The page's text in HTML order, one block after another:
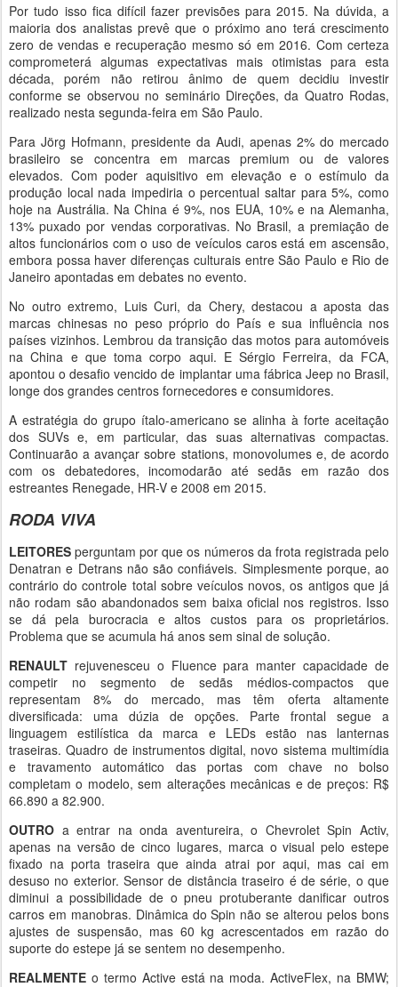
Por tudo isso fica difícil fazer previsões para 2015. Na dúvida, a
maioria dos analistas prevê que o próximo ano terá crescimento
zero de vendas e recuperação mesmo só em 2016. Com certeza
comprometerá algumas expectativas mais otimistas para esta
década, porém não retirou ânimo de quem decidiu investir
conforme se observou no seminário Direções, da Quatro Rodas,
realizado nesta segunda-feira em São Paulo.
Para Jörg Hofmann, presidente da Audi, apenas 2% do mercado
brasileiro se concentra em marcas premium ou de valores
elevados. Com poder aquisitivo em elevação e o estímulo da
produção local nada impediria o percentual saltar para 5%, como
hoje na Austrália. Na China é 9%, nos EUA, 10% e na Alemanha,
13% puxado por vendas corporativas. No Brasil, a premiação de
altos funcionários com o uso de veículos caros está em ascensão,
embora possa haver diferenças culturais entre São Paulo e Rio de
Janeiro apontadas em debates no evento.
No outro extremo, Luis Curi, da Chery, destacou a aposta das
marcas chinesas no peso próprio do País e sua influência nos
países vizinhos. Lembrou da transição das motos para automóveis
na China e que toma corpo aqui. E Sérgio Ferreira, da FCA,
apontou o desafio vencido de implantar uma fábrica Jeep no Brasil,
longe dos grandes centros fornecedores e consumidores.
A estratégia do grupo ítalo-americano se alinha à forte aceitação
dos SUVs e, em particular, das suas alternativas compactas.
Continuarão a avançar sobre stations, monovolumes e, de acordo
com os debatedores, incomodarão até sedãs em razão dos
estreantes Renegade, HR-V e 2008 em 2015.
RODA VIVA
LEITORES perguntam por que os números da frota registrada pelo
Denatran e Detrans não são confiáveis. Simplesmente porque, ao
contrário do controle total sobre veículos novos, os antigos que já
não rodam são abandonados sem baixa oficial nos registros. Isso
se dá pela burocracia e altos custos para os proprietários.
Problema que se acumula há anos sem sinal de solução.
RENAULT rejuvenesceu o Fluence para manter capacidade de
competir no segmento de sedãs médios-compactos que
representam 8% do mercado, mas têm oferta altamente
diversificada: uma dúzia de opções. Parte frontal segue a
linguagem estilística da marca e LEDs estão nas lanternas
traseiras. Quadro de instrumentos digital, novo sistema multimídia
e travamento automático das portas com chave no bolso
completam o modelo, sem alterações mecânicas e de preços: R$
66.890 a 82.900.
OUTRO a entrar na onda aventureira, o Chevrolet Spin Activ,
apenas na versão de cinco lugares, marca o visual pelo estepe
fixado na porta traseira que ainda atrai por aqui, mas cai em
desuso no exterior. Sensor de distância traseiro é de série, o que
diminui a possibilidade de o pneu protuberante danificar outros
carros em manobras. Dinâmica do Spin não se alterou pelos bons
ajustes de suspensão, mas 60 kg acrescentados em razão do
suporte do estepe já se sentem no desempenho.
REALMENTE o termo Active está na moda. ActiveFlex, na BMW;